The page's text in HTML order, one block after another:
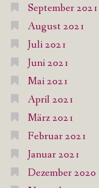
September 2021
August 2021
Juli 2021
Juni 2021
Mai 2021
April 2021
März 2021
Februar 2021
Januar 2021
Dezember 2020